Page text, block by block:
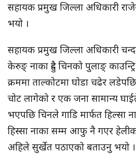
सहायक प्रमुख जिल्ला अधिकारी
भयो ।
सहायक प्रमुख जिल्ला अधिकारी
केरुङ् नाका हुदै चिनको पुलाङ्
क्रममा ताल्कोटमा घोडा चढेर
चोट लागेको र एक जना सामान्य
भएपछि चिनले गाडि मार्फत हिल्सा
हिस्सा नाका सम्म आफु नै गएर
अहिले सुर्खेत पठाएको बताउनु भयो ।